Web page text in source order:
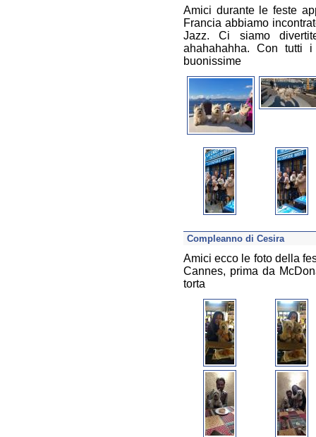
Amici durante le feste
Francia abbiamo
Jazz. Ci siamo
ahahahahha. Con tutti
buonissime
Compleanno di Cesira
Amici ecco le foto della
Cannes, prima da
torta